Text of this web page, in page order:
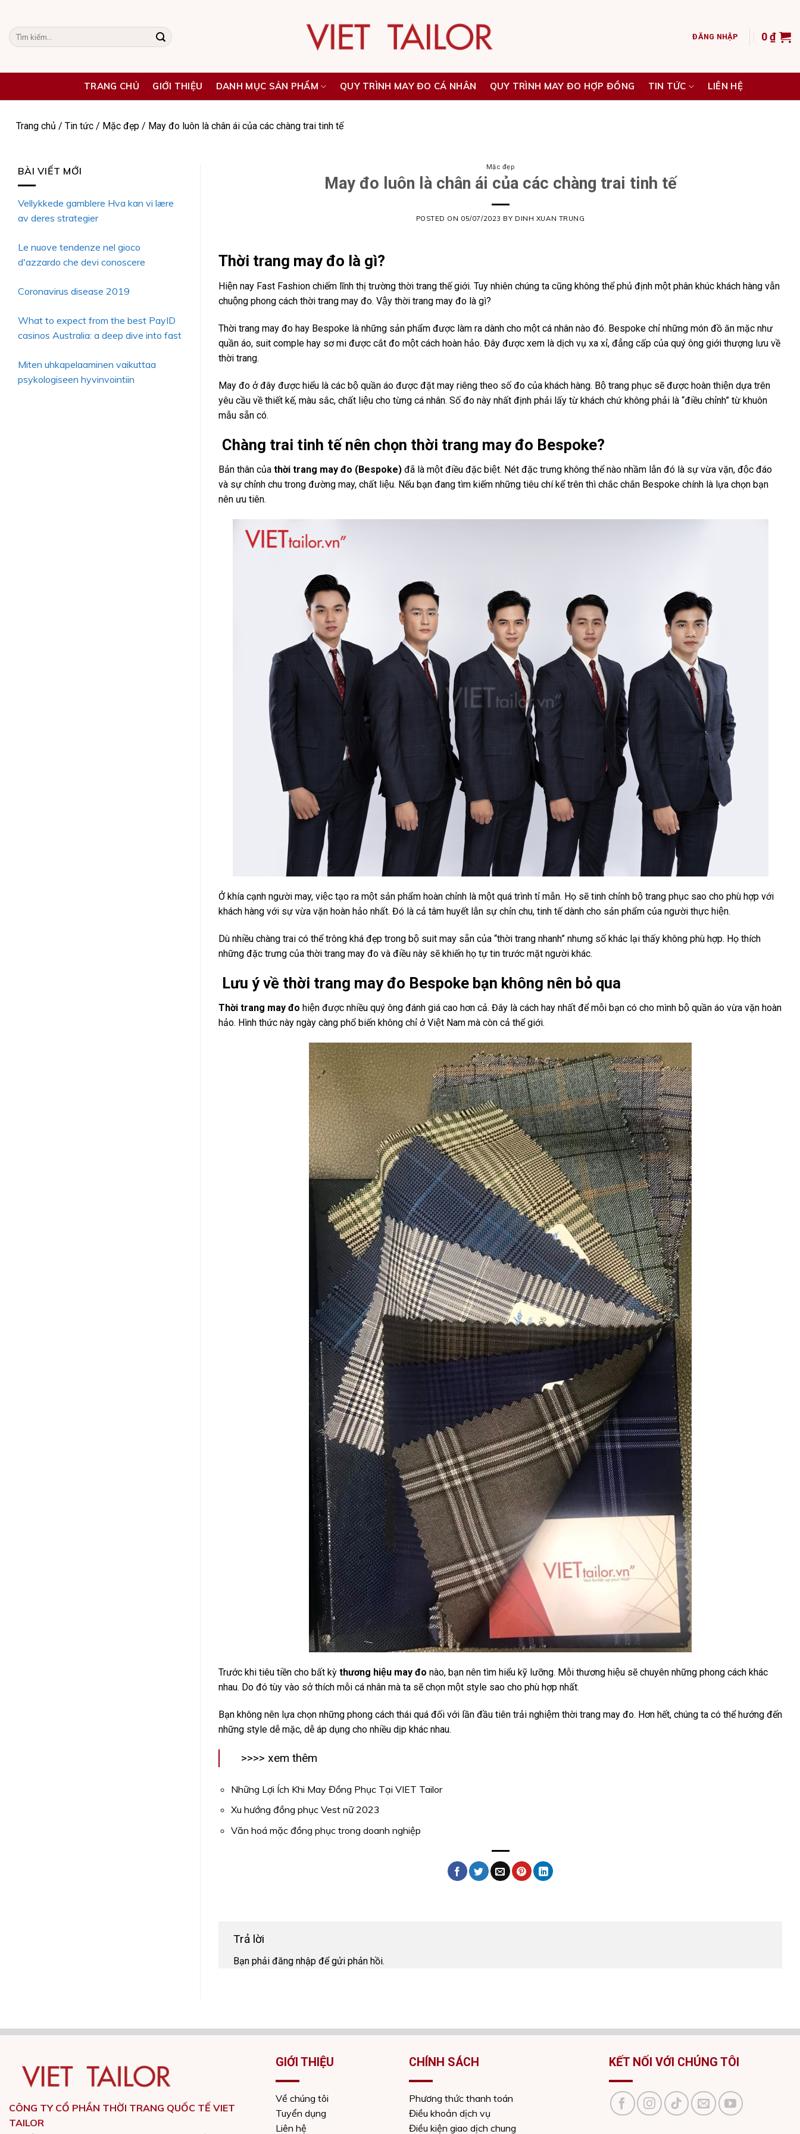
content
Tìm
kiếm:
ĐĂNG NHẬP 0₫
TRANG CHỦ GIỚI THIỆU DANH MỤC SẢN PHẨM QUY TRÌNH MAY ĐO CÁ NHÂN QUY TRÌNH MAY ĐO HỢP ĐỒNG TIN TỨC LIÊN HỆ
Trang chủ / Tin tức / Mặc đẹp / May đo luôn là chân ái của các chàng trai tinh tế
BÀI VIẾT MỚI
Vellykkede gamblere Hva kan vi lære
av deres strategier
Le nuove tendenze nel gioco
d'azzardo che devi conoscere
Coronavirus disease 2019
What to expect from the best PayID
casinos Australia: a deep dive into fast
Miten uhkapelaaminen vaikuttaa
psykologiseen hyvinvointiin
Mặc đẹp
May đo luôn là chân ái của các chàng trai tinh tế
POSTED ON 05/07/2023 BY DINH XUAN TRUNG
Thời trang may đo là gì?
Hiện nay Fast Fashion chiếm lĩnh thị trường thời trang thế giới. Tuy nhiên chúng ta cũng không thể phủ định một phân khúc khách hàng vẫn
chuộng phong cách thời trang may đo. Vậy thời trang may đo là gì?
Thời trang may đo hay Bespoke là những sản phẩm được làm ra dành cho một cá nhân nào đó. Bespoke chỉ những món đồ ăn mặc như
quần áo, suit comple hay sơ mi được cắt đo một cách hoàn hảo. Đây được xem là dịch vụ xa xỉ, đẳng cấp của quý ông giới thượng lưu về
thời trang.
May đo ở đây được hiểu là các bộ quần áo được đặt may riêng theo số đo của khách hàng. Bộ trang phục sẽ được hoàn thiện dựa trên
yêu cầu về thiết kế, màu sắc, chất liệu cho từng cá nhân. Số đo này nhất định phải lấy từ khách chứ không phải là “điều chỉnh” từ khuôn
mẫu sẵn có.
Chàng trai tinh tế nên chọn thời trang may đo Bespoke?
Bản thân của thời trang may đo (Bespoke) đã là một điều đặc biệt. Nét đặc trưng không thể nào nhầm lẫn đó là sự vừa vặn, độc đáo
và sự chỉnh chu trong đường may, chất liệu. Nếu bạn đang tìm kiếm những tiêu chí kể trên thì chắc chắn Bespoke chính là lựa chọn bạn
nên ưu tiên.
Ở khía cạnh người may, việc tạo ra một sản phẩm hoàn chỉnh là một quá trình tỉ mẫn. Họ sẽ tinh chỉnh bộ trang phục sao cho phù hợp với
khách hàng với sự vừa vặn hoàn hảo nhất. Đó là cả tâm huyết lẫn sự chỉn chu, tinh tế dành cho sản phẩm của người thực hiện.
Dù nhiều chàng trai có thể trông khá đẹp trong bộ suit may sẵn của “thời trang nhanh” nhưng số khác lại thấy không phù hợp. Họ thích
những đặc trưng của thời trang may đo và điều này sẽ khiến họ tự tin trước mặt người khác.
Lưu ý về thời trang may đo Bespoke bạn không nên bỏ qua
Thời trang may đo hiện được nhiều quý ông đánh giá cao hơn cả. Đây là cách hay nhất để mỗi bạn có cho mình bộ quần áo vừa vặn hoàn
hảo. Hình thức này ngày càng phổ biến không chỉ ở Việt Nam mà còn cả thể giới.
Trước khi tiêu tiền cho bất kỳ thương hiệu may đo nào, bạn nên tìm hiểu kỹ lưỡng. Mỗi thương hiệu sẽ chuyên những phong cách khác
nhau. Do đó tùy vào sở thích mỗi cá nhân mà ta sẽ chọn một style sao cho phù hợp nhất.
Bạn không nên lựa chọn những phong cách thái quá đối với lần đầu tiên trải nghiệm thời trang may đo. Hơn hết, chúng ta có thể hướng đến
những style dễ mặc, dễ áp dụng cho nhiều dịp khác nhau.
>>>> xem thêm
Những Lợi Ích Khi May Đồng Phục Tại VIET Tailor
Xu hướng đồng phục Vest nữ 2023
Văn hoá mặc đồng phục trong doanh nghiệp
Trả lời
Bạn phải đăng nhập để gửi phản hồi.
CÔNG TY CỔ PHẦN THỜI TRANG QUỐC TẾ VIET
TAILOR
GIỚI THIỆU
Về chúng tôi
Tuyển dụng
Liên hệ
CHÍNH SÁCH
Phương thức thanh toán
Điều khoản dịch vụ
Điều kiện giao dịch chung
KẾT NỐI VỚI CHÚNG TÔI